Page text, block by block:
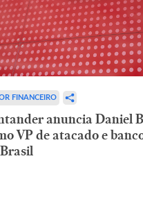
FINANCEIRO
anuncia Daniel
VP de atacado e